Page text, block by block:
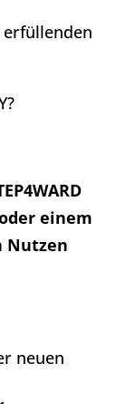
einem
Nutzen
neuen